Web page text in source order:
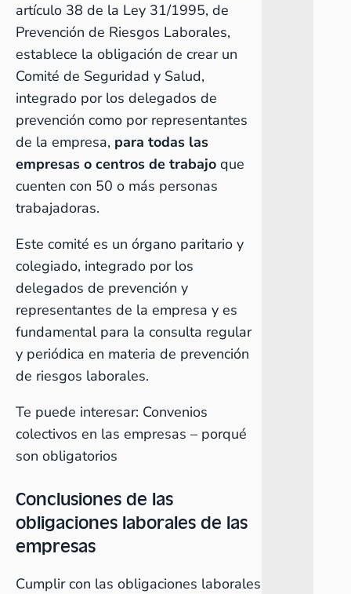
artículo 38 de la Ley 31/1995, de
Prevención de Riesgos Laborales,
establece la obligación de crear un
Comité de Seguridad y Salud,
integrado por los delegados de
prevención como por representantes
de la empresa, para todas las
empresas o centros de trabajo que
cuenten con 50 o más personas
trabajadoras.
Este comité es un órgano paritario y
colegiado, integrado por los
delegados de prevención y
representantes de la empresa y es
fundamental para la consulta regular
y periódica en materia de prevención
de riesgos laborales.
Te puede interesar: Convenios
colectivos en las empresas – porqué
son obligatorios
Conclusiones de las
obligaciones laborales de las
empresas
Cumplir con las obligaciones laborales